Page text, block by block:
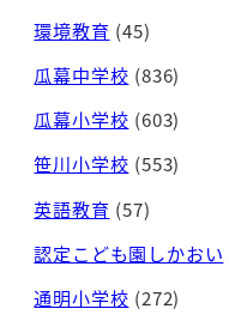
環境教育 (45)
瓜幕中学校 (836)
瓜幕小学校 (603)
笹川小学校 (553)
英語教育 (57)
認定こども園しかおい
通明小学校 (272)